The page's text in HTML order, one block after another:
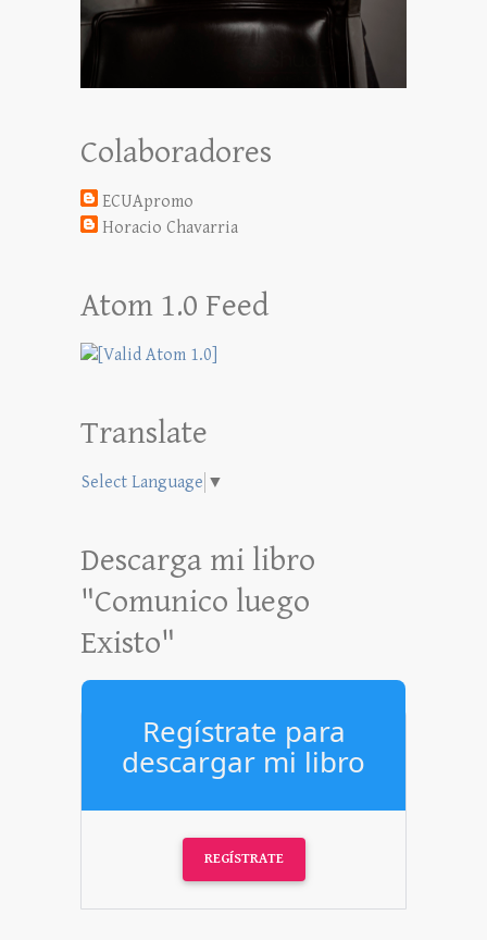
Colaboradores
ECUApromo
Horacio Chavarria
Atom 1.0 Feed
Translate
Select Language ▼
Descarga mi libro
"Comunico luego
Existo"
Regístrate para
descargar mi libro
REGÍSTRATE